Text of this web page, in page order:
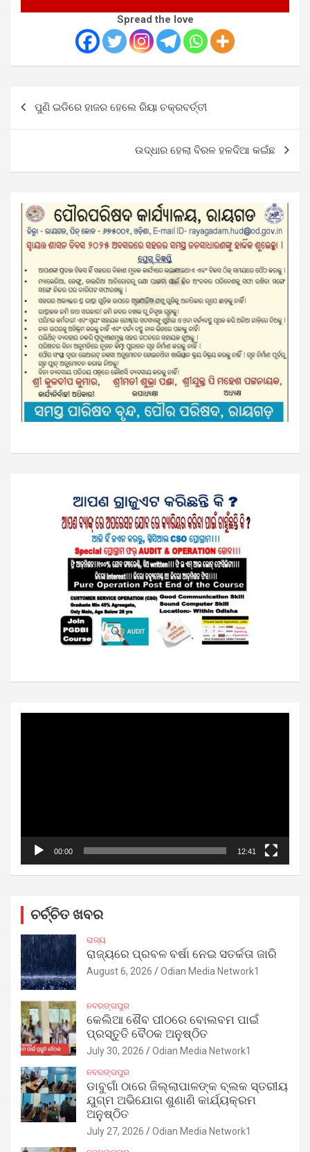
Spread the love
navigation
ପୁଣି ଇଡିରେ ହାଜର ହେଲେ ରିୟା ଚକ୍ରବର୍ତ୍ତୀ
ଉଦ୍ଧାର ହେଲା ବିରଳ ହଳଦିଆ କଇଁଛ
00:00 12:41
ଚର୍ଚ୍ଚିତ ଖବର
ରାଜ୍ୟ
ରାଜ୍ୟରେ ପ୍ରବଳ ବର୍ଷା ନେଇ ସତର୍କତା ଜାରି
August 6, 2026 Odian Media Network1
ନବରଙ୍ଗପୁର
କେଲିଆ ଶୈବ ପୀଠରେ ବୋଲବମ ପାଇଁ
ପ୍ରସ୍ତୁତି ବୈଠକ ଅନୁଷ୍ଠିତ
July 30, 2026 Odian Media Network1
ନବରଙ୍ଗପୁର
ଡାବୁଗାଁ ଠାରେ ଜିଲ୍ଲାପାଳଙ୍କ ବ୍ଲକ ସ୍ତରୀୟ
ଯୁଗ୍ମ ଅଭିଯୋଗ ଶୁଣାଣି କାର୍ଯ୍ୟକ୍ରମ
ଅନୁଷ୍ଠିତ
July 27, 2026 Odian Media Network1